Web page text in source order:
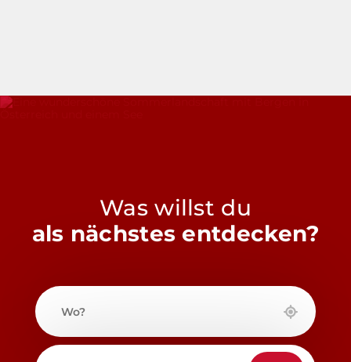
Was willst du
als nächstes entdecken?
Wo?